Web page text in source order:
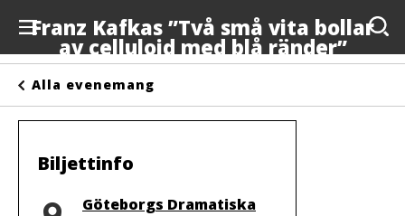
Franz Kafkas ”Två små vita bollar
av celluloid med blå ränder”
Anslagstavlan
Arrangörer
Kontakta oss
Alla evenemang
Biljettinfo
Plats
Göteborgs Dramatiska